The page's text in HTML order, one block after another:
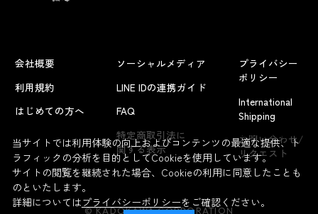
よくあるお問い合わせ
会社概要
利用規約
はじめての方へ
ソーシャルメディア
LINE IDの連携ガイド
FAQ
特定商取引法に
関する表示
プライバシー
ポリシー
International
Shipping
お問い合わせ/
リクエスト
© KADOKAWA CORPORATION
当サイトでは利用体験の向上およびコンテンツの最適な提供、ト
ラフィックの分析を目的としてCookieを使用しています。
サイトの閲覧を継続された場合、Cookieの利用に同意したことも
のといたします。
詳細についてはプライバシーポリシーをご確認ください。